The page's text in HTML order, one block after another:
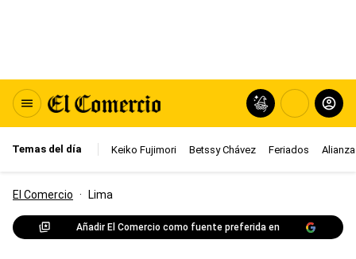
Temas del día Keiko Fujimori Betssy Chávez Feriados
El Comercio · Lima
Añadir El Comercio como fuente preferida en